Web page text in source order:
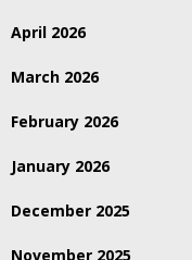
April 2026
March 2026
February 2026
January 2026
December 2025
November 2025